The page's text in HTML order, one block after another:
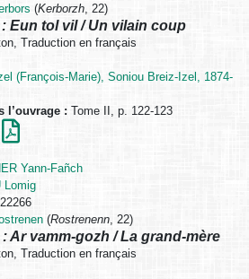
(Kerborzh , 22)
: Eun tol vil / Un vilain coup
Traduction en français
(François-Marie), Soniou Breiz-Izel, 1874-
l’ouvrage : Tome II, p. 122-123
Yann-Fañch
Lomig
(Rostrenenn , 22)
Ar vamm-gozh / La grand-mère
Traduction en français